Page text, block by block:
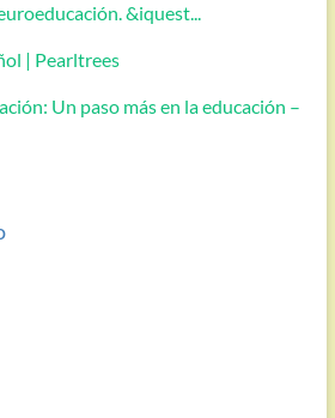
&iquest...
| Pearltrees
Un paso más en la educación –